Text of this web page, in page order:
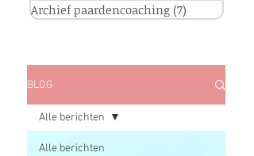
Archief paardencoaching (7) 7 posts
BLOG
Alle berichten
Alle berichten